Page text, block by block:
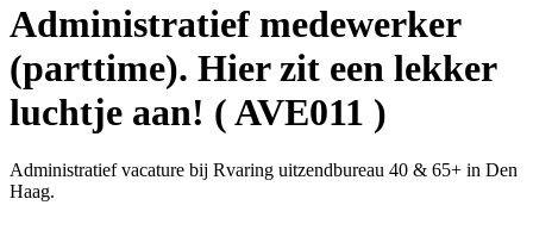
Administratief medewerker
(parttime). Hier zit een lekker
luchtje aan! ( AVE011 )
Administratief vacature bij Rvaring uitzendbureau 40 & 65+ in Den
Haag.